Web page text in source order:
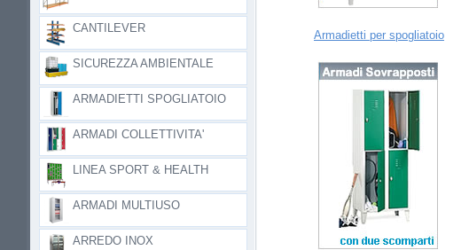
Armadietti per spogliatoio
CANTILEVER
SICUREZZA AMBIENTALE
ARMADIETTI SPOGLIATOIO
ARMADI COLLETTIVITA'
LINEA SPORT & HEALTH
ARMADI MULTIUSO
ARREDO INOX